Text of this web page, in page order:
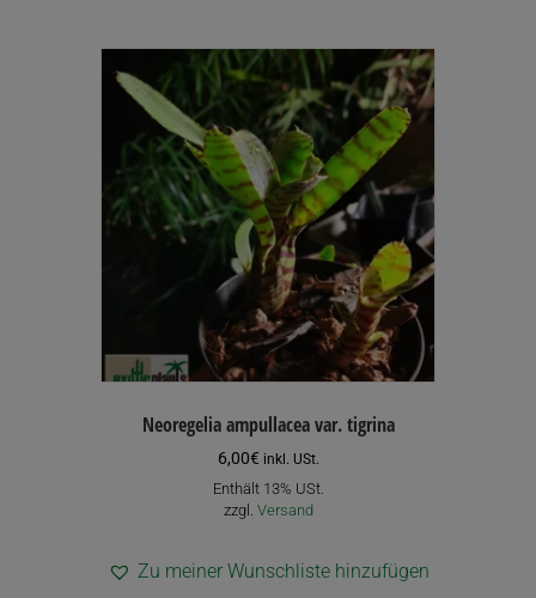
Neoregelia ampullacea var. tigrina
6,00€ inkl. USt.
Enthält 13% USt.
zzgl. Versand
Zu meiner Wunschliste hinzufügen